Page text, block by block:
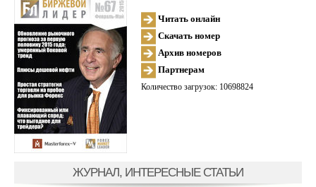
Читать онлайн
Скачать номер
Архив номеров
Партнерам
Количество загрузок: 10698824
ЖУРНАЛ, ИНТЕРЕСНЫЕ СТАТЬИ